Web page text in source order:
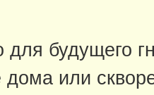
для будущего
дома или